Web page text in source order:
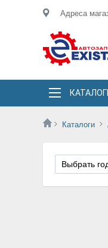
Адреса
Каталоги
Выбрать